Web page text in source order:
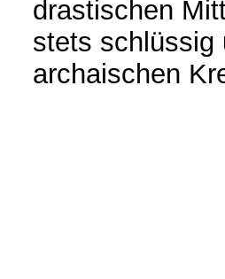
drastischen
stets schlüssig
archaischen